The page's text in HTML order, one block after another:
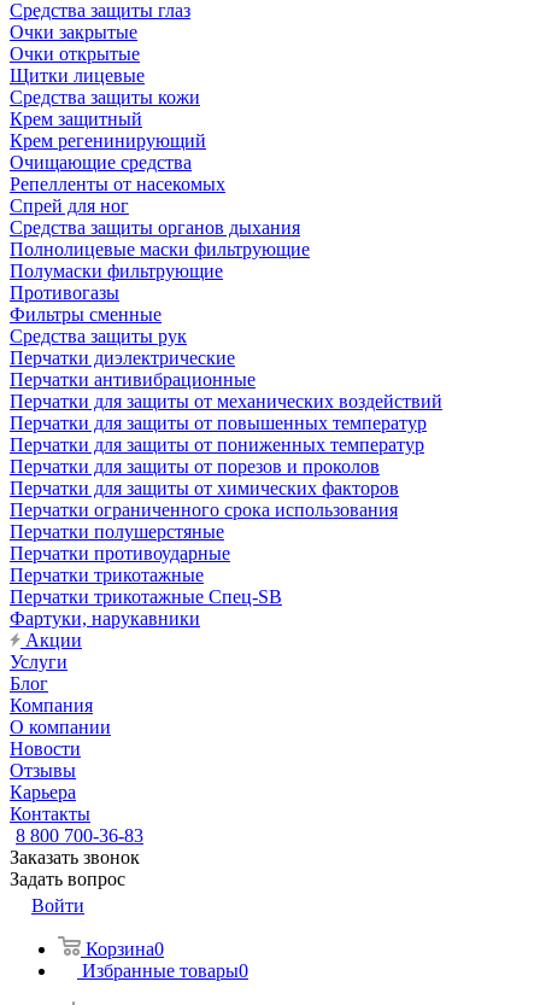
Средства защиты глаз
Очки закрытые
Очки открытые
Щитки лицевые
Средства защиты кожи
Крем защитный
Крем регенинирующий
Очищающие средства
Репелленты от насекомых
Спрей для ног
Средства защиты органов дыхания
Полнолицевые маски фильтрующие
Полумаски фильтрующие
Противогазы
Фильтры сменные
Средства защиты рук
Перчатки диэлектрические
Перчатки антивибрационные
Перчатки для защиты от механических воздействий
Перчатки для защиты от повышенных температур
Перчатки для защиты от пониженных температур
Перчатки для защиты от порезов и проколов
Перчатки для защиты от химических факторов
Перчатки ограниченного срока использования
Перчатки полушерстяные
Перчатки противоударные
Перчатки трикотажные
Перчатки трикотажные Спец-SB
Фартуки, нарукавники
Акции
Услуги
Блог
Компания
О компании
Новости
Отзывы
Карьера
Контакты
8 800 700-36-83
Заказать звонок
Задать вопрос
Войти
Корзина0
Избранные товары0